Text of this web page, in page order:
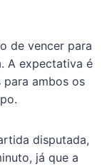
de vencer para
A expectativa é
ambos os
disputada,
já que a